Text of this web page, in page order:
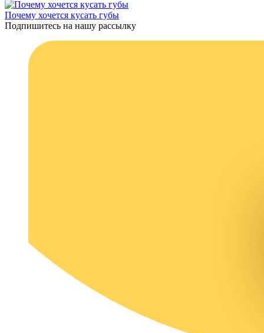
Почему хочется кусать губы
Подпишитесь на нашу рассылку